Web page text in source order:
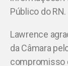
Público do RN.
Lawrence
da Câmara
compromisso